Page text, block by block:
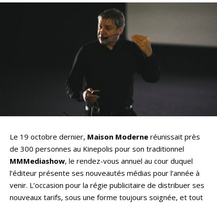
Le 19 octobre dernier, Maison Moderne réunissait près
de 300 personnes au Kinepolis pour son traditionnel
MMMediashow, le rendez-vous annuel au cour duquel
l’éditeur présente ses nouveautés médias pour l’année à
venir. L’occasion pour la régie publicitaire de distribuer ses
nouveaux tarifs, sous une forme toujours soignée, et tout